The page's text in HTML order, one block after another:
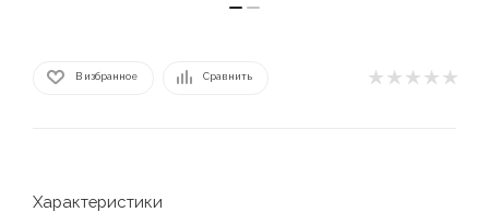
В избранное Сравнить
Характеристики